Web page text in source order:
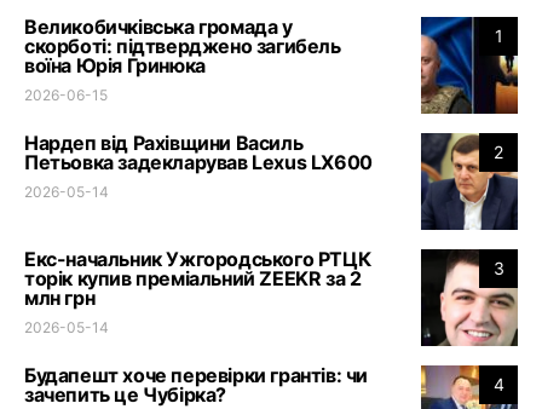
1
Великобичківська громада у
скорботі: підтверджено загибель
воїна Юрія Гринюка
2026-06-15
2
Нардеп від Рахівщини Василь
Петьовка задекларував Lexus LX600
2026-05-14
3
Екс-начальник Ужгородського РТЦК
торік купив преміальний ZEEKR за 2
млн грн
2026-05-14
4
Будапешт хоче перевірки грантів: чи
зачепить це Чубірка?